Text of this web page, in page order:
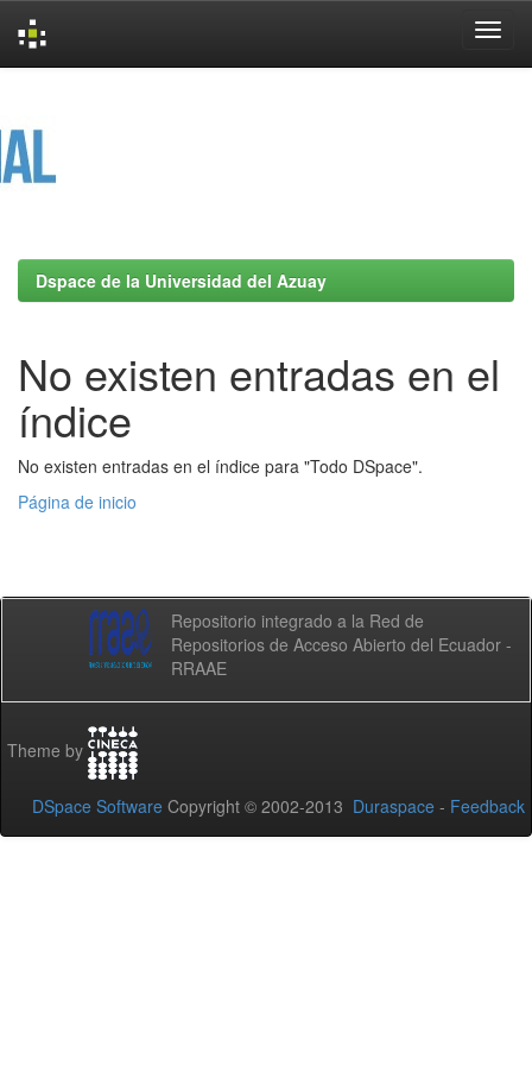
Dspace de la Universidad del Azuay
No existen entradas en el
índice
No existen entradas en el índice para "Todo DSpace".
Página de inicio
Repositorio integrado a la Red de
Repositorios de Acceso Abierto del Ecuador -
RRAAE
Theme by
DSpace Software Copyright © 2002-2013 Duraspace - Feedback